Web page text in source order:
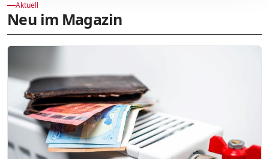
Aktuell
Neu im Magazin